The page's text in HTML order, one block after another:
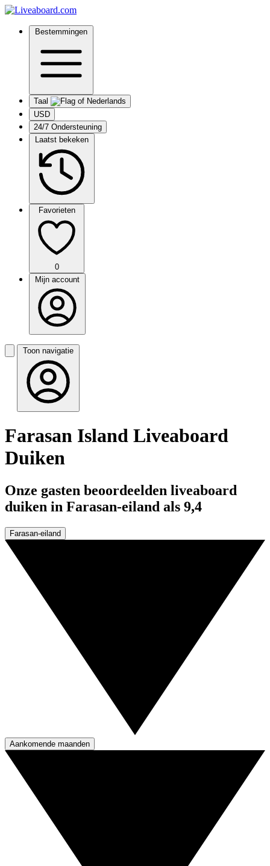
Bestemmingen
Taal
USD
24/7 Ondersteuning
Laatst bekeken
Favorieten
0
Mijn account
Toon navigatie
Farasan Island Liveaboard
Duiken
Onze gasten beoordeelden liveaboard
duiken in Farasan-eiland als 9,4
Farasan-eiland
Aankomende maanden